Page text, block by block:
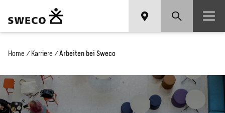
Home / Karriere / Arbeiten bei Sweco